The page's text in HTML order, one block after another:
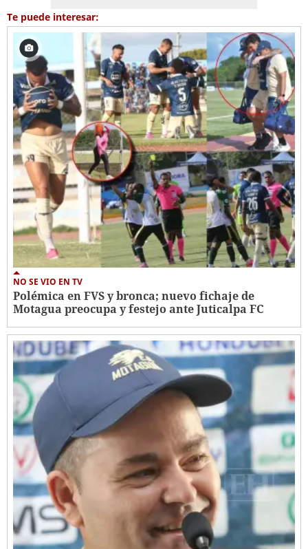
Te puede interesar:
NO SE VIO EN TV
Polémica en FVS y bronca; nuevo fichaje de
Motagua preocupa y festejo ante Juticalpa FC